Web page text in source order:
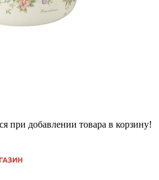
при добавлении товара в корзину!